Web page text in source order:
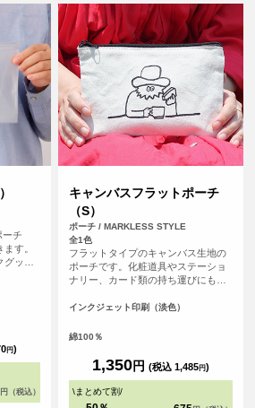
ーチ
す。
グッ
の引
会の
ライ
手部
意し
円)
円（税込）
キャンバスフラットポーチ
（S）
ポーチ / MARKLESS STYLE
全1色
フラットタイプのキャンバス生地の
ポーチです。化粧道具やステーショ
ナリー、カード類の持ち運びにも便
になってかわいい。
インクジェット印刷（淡色）
綿100％
1,350円 (税込 1,485円)
\まとめて割/